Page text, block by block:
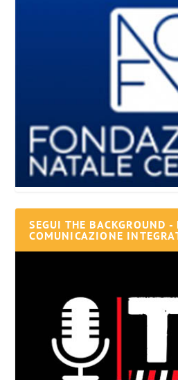
SEGUI THE BACKGROUND -
COMUNICAZIONE